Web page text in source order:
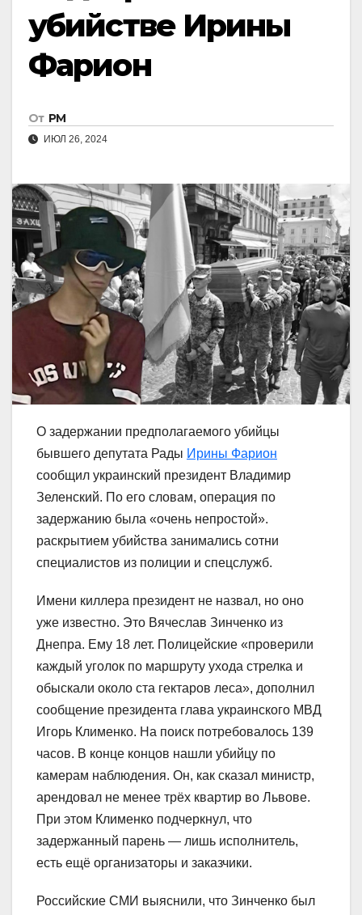
убийстве Ирины
Фарион
От РМ
ИЮЛ 26, 2024
О задержании предполагаемого убийцы
бывшего депутата Рады Ирины Фарион
сообщил украинский президент Владимир
Зеленский. По его словам, операция по
задержанию была «очень непростой».
раскрытием убийства занимались сотни
специалистов из полиции и спецслужб.
Имени киллера президент не назвал, но оно
уже известно. Это Вячеслав Зинченко из
Днепра. Ему 18 лет. Полицейские «проверили
каждый уголок по маршруту ухода стрелка и
обыскали около ста гектаров леса», дополнил
сообщение президента глава украинского МВД
Игорь Клименко. На поиск потребовалось 139
часов. В конце концов нашли убийцу по
камерам наблюдения. Он, как сказал министр,
арендовал не менее трёх квартир во Львове.
При этом Клименко подчеркнул, что
задержанный парень — лишь исполнитель,
есть ещё организаторы и заказчики.
Российские СМИ выяснили, что Зинченко был